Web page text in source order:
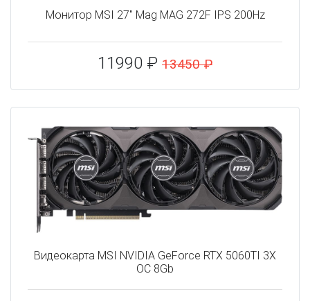
Монитор MSI 27" Mag MAG 272F IPS 200Hz
11990 ₽ 13450 ₽
Видеокарта MSI NVIDIA GeForce RTX 5060TI 3X
OC 8Gb